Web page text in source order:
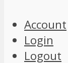
Account
Login
Logout